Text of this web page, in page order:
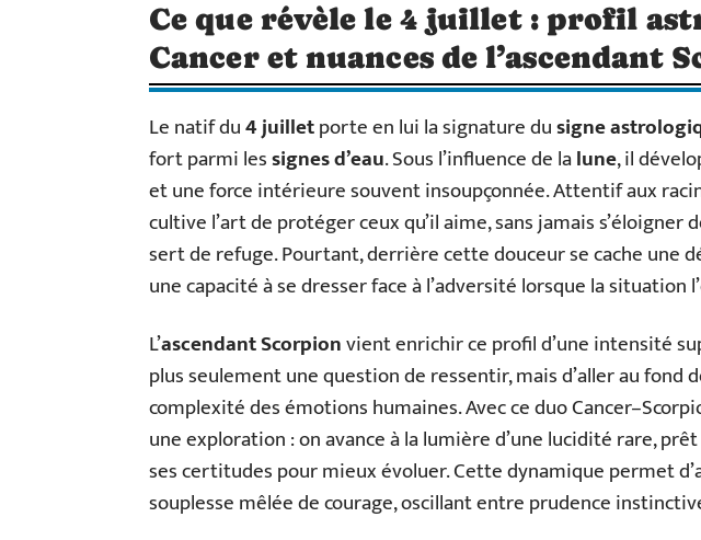
Ce que révèle le 4 juillet : profil
Cancer et nuances de l’ascendant
Le natif du4 juilletporte en lui la signature dusigne
fort parmi lessignes d’eau. Sous l’influence de lalune, il
et une force intérieure souvent insoupçonnée. Attentif aux
cultive l’art de protéger ceux qu’il aime, sans jamais s’éloigner
sert de refuge. Pourtant, derrière cette douceur se cache une
une capacité à se dresser face à l’adversité lorsque la situation
L’ascendant Scorpionvient enrichir ce profil d’une intensité
plus seulement une question de ressentir, mais d’aller au fond
complexité des émotions humaines. Avec ce duo
une exploration : on avance à la lumière d’une lucidité rare,
ses certitudes pour mieux évoluer. Cette dynamique permet
souplesse mêlée de courage, oscillant entre prudence